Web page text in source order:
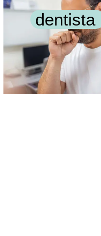
dentista